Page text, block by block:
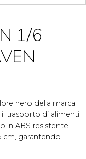
1/6
nero della marca
il trasporto di alimenti
in ABS resistente,
cm, garantendo